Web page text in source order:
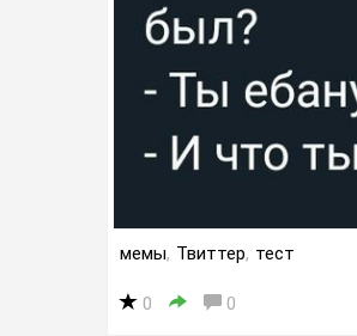
мемы, Твиттер, тест
0 0